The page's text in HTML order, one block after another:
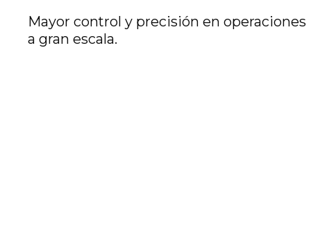
Mayor control y precisión en operaciones
a gran escala.